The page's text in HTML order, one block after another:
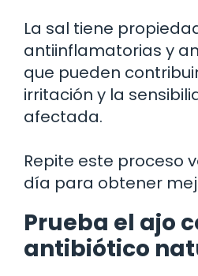
La sal tiene
antiinflamatorias y
que pueden
irritación y la
afectada.
Repite este proceso
día para obtener
Prueba el ajo
antibiótico